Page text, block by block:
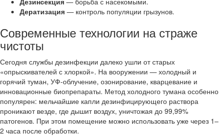
Дератизация — контроль популяции грызунов.
Современные технологии на страже
чистоты
Сегодня службы дезинфекции далеко ушли от старых
«опрыскивателей с хлоркой». На вооружении — холодный и
горячий туман, УФ-облучение, озонирование, кварцевание и
инновационные биопрепараты. Метод холодного тумана особенно
популярен: мельчайшие капли дезинфицирующего раствора
проникают везде, где дышит воздух, уничтожая до 99,99%
патогенов. При этом помещение можно использовать уже через 1–
2 часа после обработки.